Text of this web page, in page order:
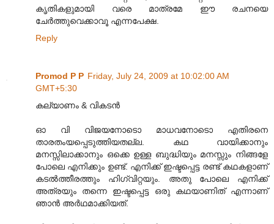
കൃതികളുമായി വരെ മാത്രമേ ഈ രചനയെ
ചേർത്തുവെക്കാവൂ എന്നപേക്ഷ.
Reply
Promod P P Friday, July 24, 2009 at 10:02:00 AM
GMT+5:30
കല്യാണം & വികടൻ
ഓ വി വിജയനോടൊ മാധവനോടൊ എതിരനെ
താരതംയപ്പെടുത്തിയതല്ല. കഥ വായിക്കാനും
മനസ്സിലാക്കാനും ഒക്കെ ഉള്ള ബുദ്ധിയും മനസ്സും നിങ്ങളേ
പോലെ എനിക്കും ഉണ്ട്. എനിക്ക് ഇഷ്ടപ്പെട്ട രണ്ട് കഥകളാണ്
കടൽത്തീരത്തും ഹിഗ്വിറ്റയും. അതു പോലെ എനിക്ക്
അത്രയും തന്നെ ഇഷ്ടപ്പെട്ട ഒരു കഥയാണിത് എന്നാണ്
ഞാൻ അർഥമാക്കിയത്.